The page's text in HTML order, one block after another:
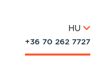
HU
+36 70 262 7727